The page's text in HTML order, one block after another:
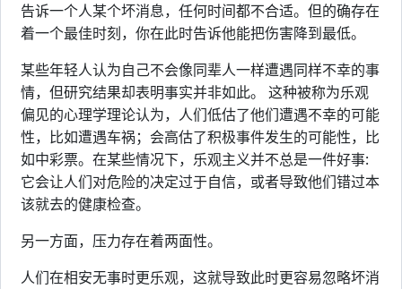
告诉一个人某个坏消息，任何时间都不合适。但的确存在
着一个最佳时刻，你在此时告诉他能把伤害降到最低。
某些年轻人认为自己不会像同辈人一样遭遇同样不幸的事
情，但研究结果却表明事实并非如此。 这种被称为乐观
偏见的心理学理论认为，人们低估了他们遭遇不幸的可能
性，比如遭遇车祸；会高估了积极事件发生的可能性，比
如中彩票。在某些情况下，乐观主义并不总是一件好事:
它会让人们对危险的决定过于自信，或者导致他们错过本
该就去的健康检查。
另一方面，压力存在着两面性。
人们在相安无事时更乐观，这就导致此时更容易忽略坏消